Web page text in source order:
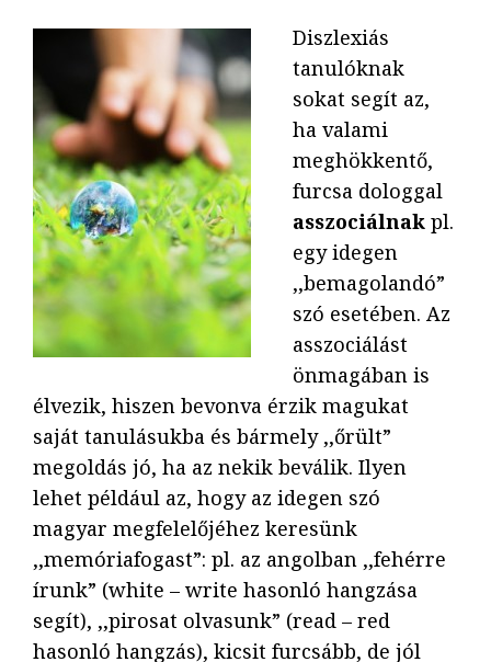
Diszlexiás
tanulóknak
sokat segít az,
ha valami
meghökkentő,
furcsa dologgal
asszociálnakpl.
egy idegen
,,bemagolandó”
szó esetében. Az
asszociálást
önmagában is
élvezik, hiszen bevonva érzik magukat
saját tanulásukba és bármely ,,őrült”
megoldás jó, ha az nekik beválik. Ilyen
lehet például az, hogy az idegen szó
magyar megfelelőjéhez keresünk
,,memóriafogast”: pl. az angolban ,,fehérre
írunk” (white – write hasonló hangzása
segít), ,,pirosat olvasunk” (read – red
hasonló hangzás), kicsit furcsább, de jól